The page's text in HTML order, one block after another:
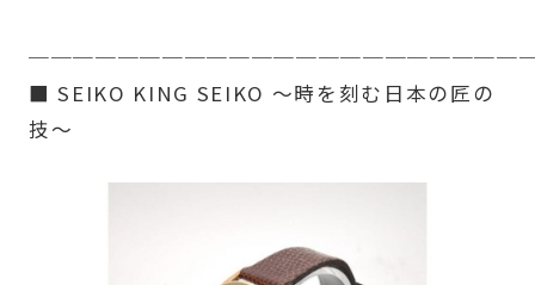
■ SEIKO KING SEIKO ～時を刻む日本の匠の
技～